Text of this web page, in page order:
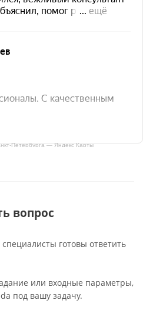
— Яндекс Карты
вопрос
готовы ответить
или входные параметры,
под вашу задачу.